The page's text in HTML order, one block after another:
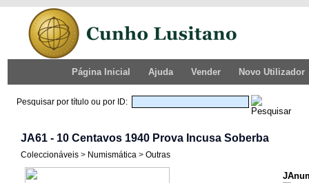
Página Inicial Ajuda Vender Novo Utilizador
Pesquisar por título ou por ID:
JA61 - 10 Centavos 1940 Prova Incusa Soberba
Coleccionáveis > Numismática > Outras